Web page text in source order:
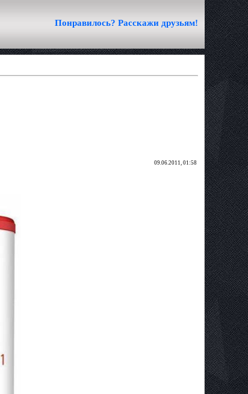
Понравилось? Расскажи друзьям!
09.06.2011, 01:58